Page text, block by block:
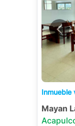
Inmueble
Mayan